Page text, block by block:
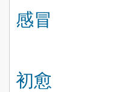
感冒
初愈